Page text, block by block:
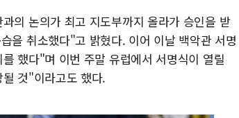
의 논의가 최고 지도부까지 올라가 승인을 받
을 취소했다"고 밝혔다. 이어 이날 백악관 서명
했다"며 이번 주말 유럽에서 서명식이 열릴
것"이라고도 했다.